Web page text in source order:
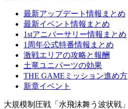
最新アップデート情報まとめ
最新イベント情報まとめ
1stアニバーサリー情報まとめ
1周年公式特番情報まとめ
激戦エリアの攻略と報酬
土竜ユニパーツの効果
THE GAMEミッション進め方
新章イベント
大規模制圧戦「水飛沫舞う波状戦」